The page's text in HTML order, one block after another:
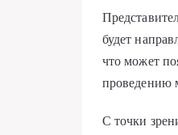
будет
что может
проведению
С точки